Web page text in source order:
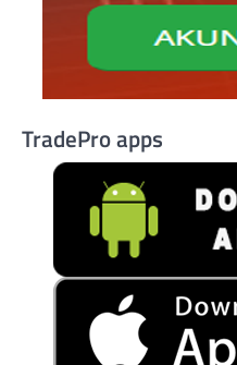
TradePro apps